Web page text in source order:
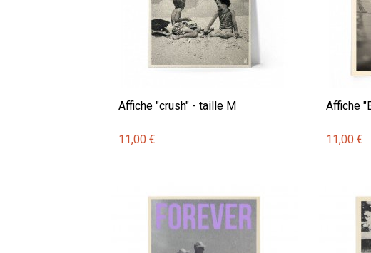
Affiche "crush" - taille M
11,00 €
Affiche
11,00 €